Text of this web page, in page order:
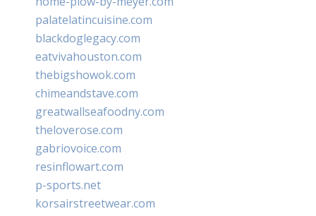
palatelatincuisine.com
blackdoglegacy.com
eatvivahouston.com
thebigshowok.com
chimeandstave.com
greatwallseafoodny.com
theloverose.com
gabriovoice.com
resinflowart.com
p-sports.net
korsairstreetwear.com